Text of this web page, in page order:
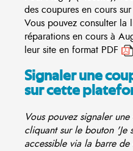
des coupures en cours
Vous pouvez consulter la
réparations en cours à
leur site en format PDF
Signaler une
sur cette
Vous pouvez signaler
cliquant sur le bouton 'Je
accessible via la barre